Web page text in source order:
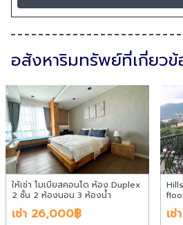
อสังหาริมทรัพย์ที่เกี่ยว
ให้เช่า โมเบียสคอนโด ห้อง Duplex
2 ชั้น 2 ห้องนอน 3 ห้องน้ำ
เชียงใหม่
เช่า 26,000฿ เ